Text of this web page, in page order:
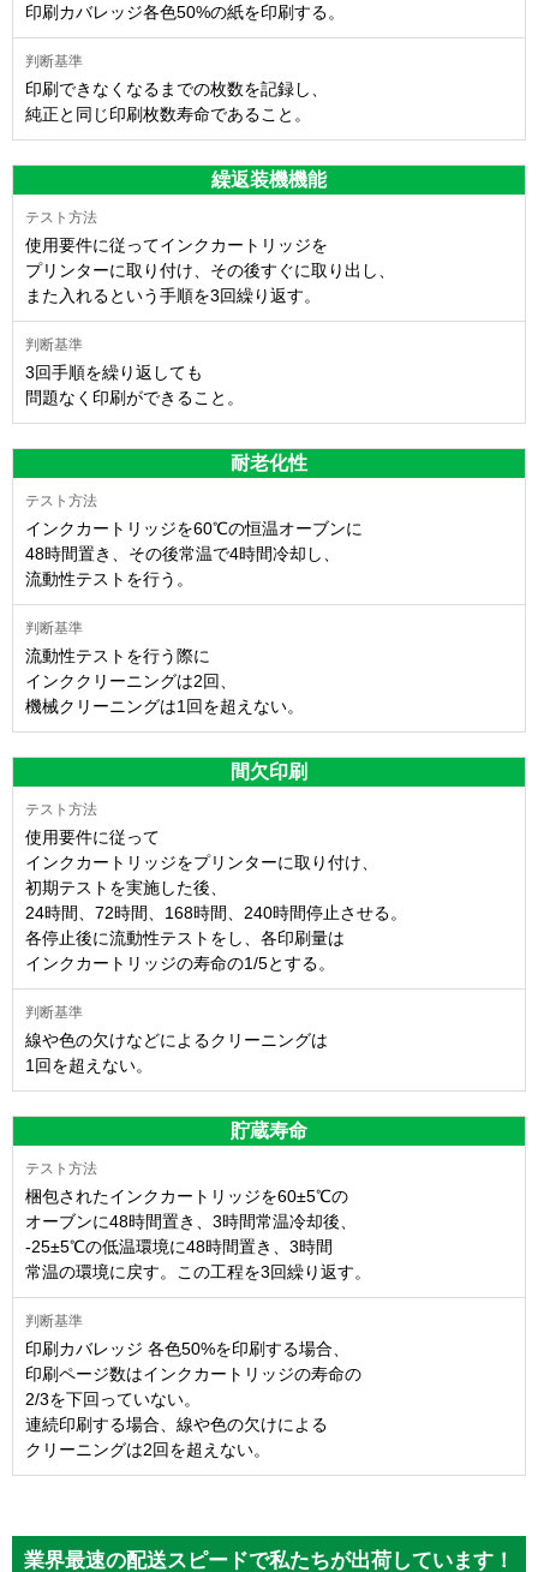
印刷カバレッジ各色50%の紙を印刷する。
印刷できなくなるまでの枚数を記録し、
純正と同じ印刷枚数寿命であること。
繰返装機機能
使用要件に従ってインクカートリッジを
プリンターに取り付け、その後すぐに取り出し、
また入れるという手順を3回繰り返す。
3回手順を繰り返しても
問題なく印刷ができること。
耐老化性
インクカートリッジを60℃の恒温オーブンに
48時間置き、その後常温で4時間冷却し、
流動性テストを行う。
流動性テストを行う際に
インククリーニングは2回、
機械クリーニングは1回を超えない。
間欠印刷
使用要件に従って
インクカートリッジをプリンターに取り付け、
初期テストを実施した後、
24時間、72時間、168時間、240時間停止させる。
各停止後に流動性テストをし、各印刷量は
インクカートリッジの寿命の1/5とする。
線や色の欠けなどによるクリーニングは
1回を超えない。
貯蔵寿命
梱包されたインクカートリッジを60±5℃の
オーブンに48時間置き、3時間常温冷却後、
-25±5℃の低温環境に48時間置き、3時間
常温の環境に戻す。この工程を3回繰り返す。
印刷カバレッジ 各色50%を印刷する場合、
印刷ページ数はインクカートリッジの寿命の
2/3を下回っていない。
連続印刷する場合、線や色の欠けによる
クリーニングは2回を超えない。
業界最速の配送スピードで私たちが出荷しています！